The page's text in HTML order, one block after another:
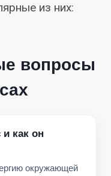
из них:
вопросы
и как он
окружающей